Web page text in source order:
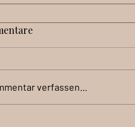
verfassen...